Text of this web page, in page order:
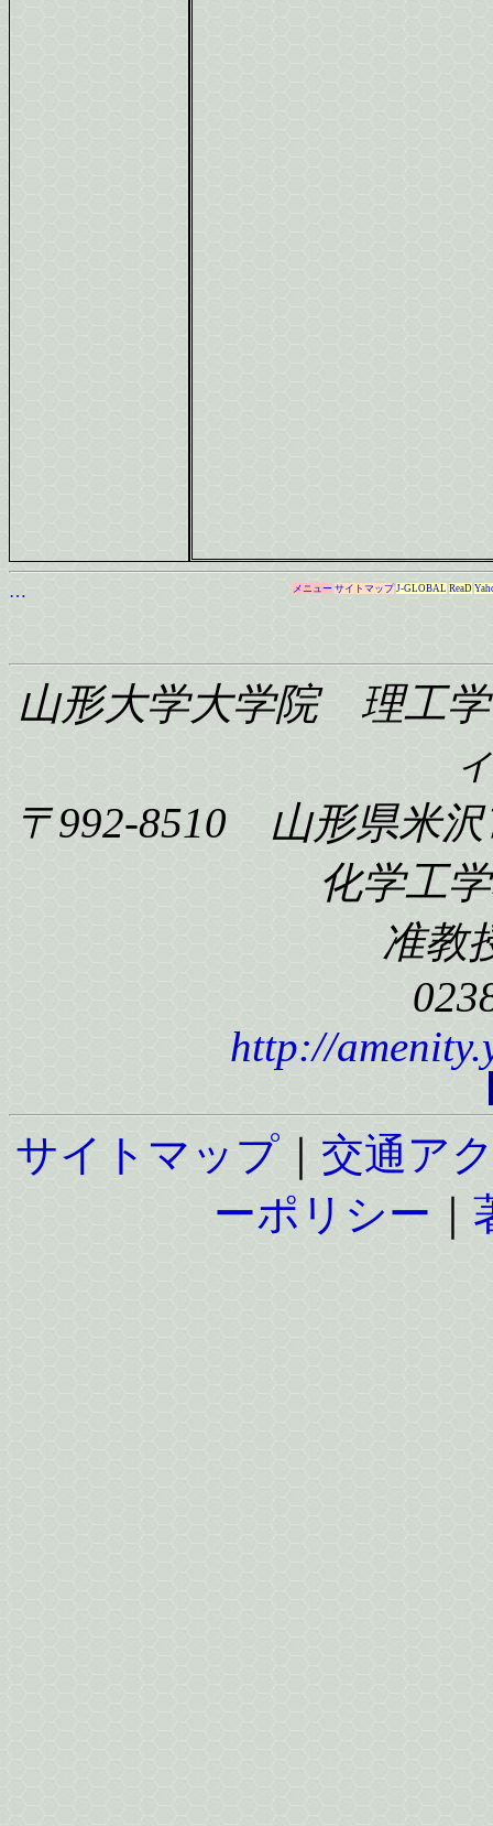
… メニュー サイトマップ J-GLOBAL ReaD
山形大学大学院 理工
〒992-8510 山形県米沢
化学工
准教
http://
サイトマップ
交通ア
ーポリシー